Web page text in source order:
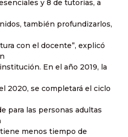
y 8 de tutorías, a
también profundizarlos,
con el docente”, explicó
En el año 2019, la
2020, se completará el ciclo
para las personas adultas
menos tiempo de